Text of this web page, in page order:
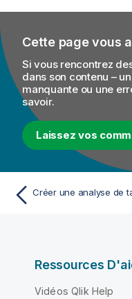
Cette page vous
Si vous rencontrez
dans son contenu –
manquante ou une
savoir.
Laissez vos
Ressources
Vidéos Qlik Help